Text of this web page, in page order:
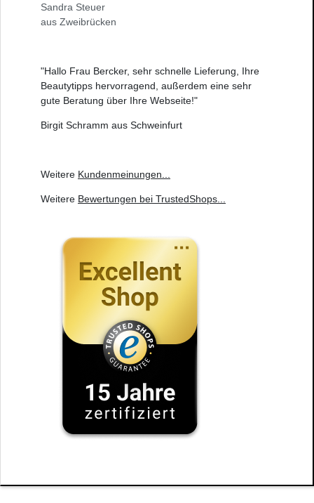
Sandra Steuer
aus Zweibrücken
"Hallo Frau Bercker, sehr schnelle Lieferung, Ihre
Beautytipps hervorragend, außerdem eine sehr
gute Beratung über Ihre Webseite!"
Birgit Schramm aus Schweinfurt
Weitere Kundenmeinungen
Weitere Bewertungen bei TrustedShops